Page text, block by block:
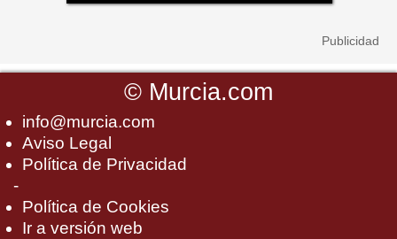
© Murcia.com
info@murcia.com
Aviso Legal
Política de Privacidad
-
Política de Cookies
Ir a versión web